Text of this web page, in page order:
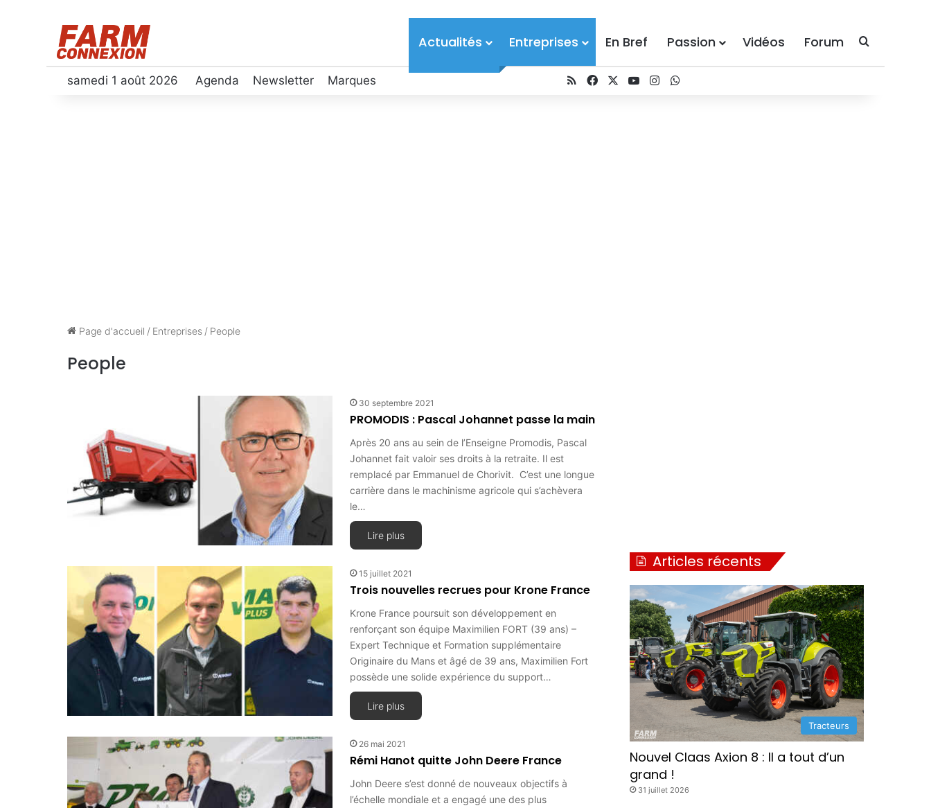
Actualités Entreprises En Bref Passion Vidéos Forum Recherche
samedi 1 août 2026 Agenda Newsletter Marques RSS Facebook YouTubeInstagram
Page d'accueil / Entreprises / People
People
30 septembre 2021
PROMODIS : Pascal Johannet passe la main
Après 20 ans au sein de l’Enseigne Promodis, Pascal
Johannet fait valoir ses droits à la retraite. Il est
remplacé par Emmanuel de Chorivit. C’est une longue
carrière dans le machinisme agricole qui s’achèvera
le…
Lire plus
15 juillet 2021
Trois nouvelles recrues pour Krone France
Krone France poursuit son développement en
renforçant son équipe Maximilien FORT (39 ans) –
Expert Technique et Formation supplémentaire
Originaire du Mans et âgé de 39 ans, Maximilien Fort
possède une solide expérience du support…
Lire plus
26 mai 2021
Rémi Hanot quitte John Deere France
John Deere s’est donné de nouveaux objectifs à
l’échelle mondiale et a engagé une des plus
Articles récents
Tracteurs
Nouvel Claas Axion 8 : Il a tout d’un
grand !
31 juillet 2026